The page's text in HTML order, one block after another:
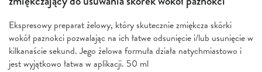
Ekspresowy preparat żelowy, który skutecznie zmiękcza skórki
wokół paznokci pozwalając na ich łatwe odsunięcie i/lub usunięcie w
kilkanaście sekund. Jego żelowa formuła działa natychmiastowo i
jest wyjątkowo łatwa w aplikacji. 50 ml